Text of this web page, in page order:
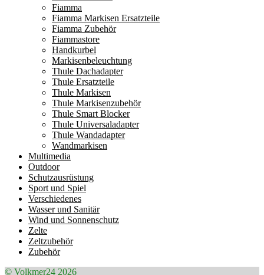
Fiamma
Fiamma Markisen Ersatzteile
Fiamma Zubehör
Fiammastore
Handkurbel
Markisenbeleuchtung
Thule Dachadapter
Thule Ersatzteile
Thule Markisen
Thule Markisenzubehör
Thule Smart Blocker
Thule Universaladapter
Thule Wandadapter
Wandmarkisen
Multimedia
Outdoor
Schutzausrüstung
Sport und Spiel
Verschiedenes
Wasser und Sanitär
Wind und Sonnenschutz
Zelte
Zeltzubehör
Zubehör
© Volkmer24 2026